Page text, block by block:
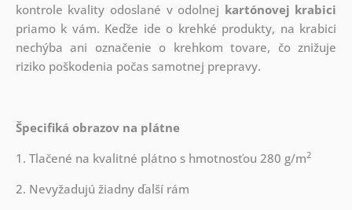
kontrole kvality odoslané v odolnej kartónovej krabici
priamo k vám. Keďže ide o krehké produkty, na krabici
nechýba ani označenie o krehkom tovare, čo znižuje
riziko poškodenia počas samotnej prepravy.
Špecifiká obrazov na plátne
1. Tlačené na kvalitné plátno s hmotnosťou 280 g/m2
2. Nevyžadujú žiadny ďalší rám